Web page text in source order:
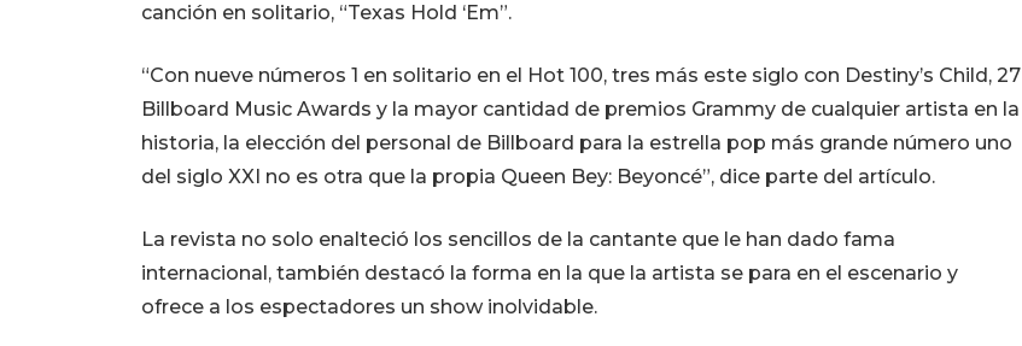
canción en solitario, “Texas Hold ‘Em”.
“Con nueve números 1 en solitario en el Hot 100, tres más este siglo con Destiny’s Child, 27
Billboard Music Awards y la mayor cantidad de premios Grammy de cualquier artista en la
historia, la elección del personal de Billboard para la estrella pop más grande número uno
del siglo XXI no es otra que la propia Queen Bey: Beyoncé”, dice parte del artículo.
La revista no solo enalteció los sencillos de la cantante que le han dado fama
internacional, también destacó la forma en la que la artista se para en el escenario y
ofrece a los espectadores un show inolvidable.